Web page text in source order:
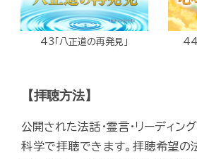
43「八正道の再発見」 44
【拝聴方法】
公開された法話・霊言・リーディン
科学で拝聴できます。拝聴希望の